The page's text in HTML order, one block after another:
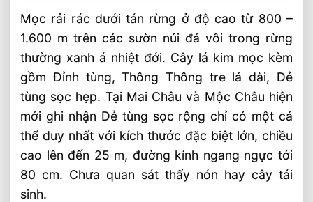
Mọc rải rác dưới tán rừng ở độ cao từ 800 –
1.600 m trên các sườn núi đá vôi trong rừng
thường xanh á nhiệt đới. Cây lá kim mọc kèm
gồm Đỉnh tùng, Thông Thông tre lá dài, Dẻ
tùng sọc hẹp. Tại Mai Châu và Mộc Châu hiện
mới ghi nhận Dẻ tùng sọc rộng chỉ có một cá
thể duy nhất với kích thước đặc biệt lớn, chiều
cao lên đến 25 m, đường kính ngang ngực tới
80 cm. Chưa quan sát thấy nón hay cây tái
sinh.